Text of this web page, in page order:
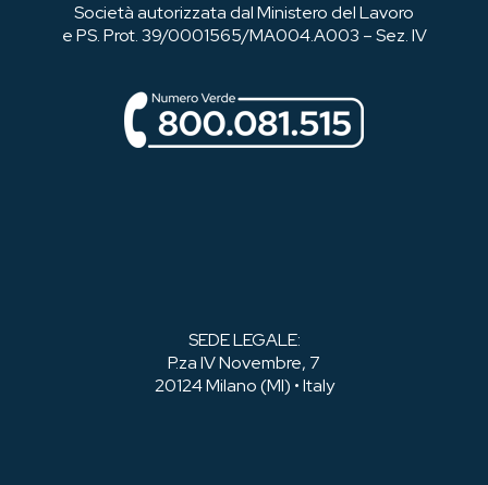
Società autorizzata dal Ministero del Lavoro
e PS. Prot. 39/0001565/MA004.A003 – Sez. IV
SEDE LEGALE:
P.za IV Novembre, 7
20124 Milano (MI) • Italy